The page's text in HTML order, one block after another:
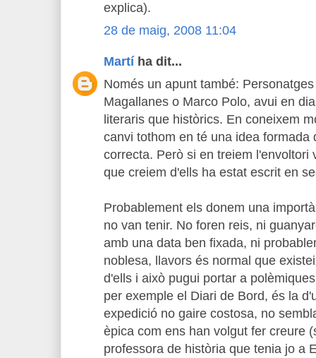
explica).
28 de maig, 2008 11:04
Martí ha dit...
Només un apunt també:
Magallanes o Marco Polo, avui en
literaris que històrics. En coneixem
canvi tothom en té una idea formada
correcta. Però si en treiem l'envoltori
que creiem d'ells ha estat escrit en
Probablement els donem una
no van tenir. No foren reis, ni
amb una data ben fixada, ni
noblesa, llavors és normal que
d'ells i això pugui portar a
per exemple el Diari de Bord, és la
expedició no gaire costosa, no
èpica com ens han volgut fer creure
professora de història que tenia jo a